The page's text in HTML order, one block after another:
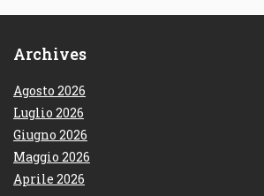
Archives
Agosto 2026
Luglio 2026
Giugno 2026
Maggio 2026
Aprile 2026